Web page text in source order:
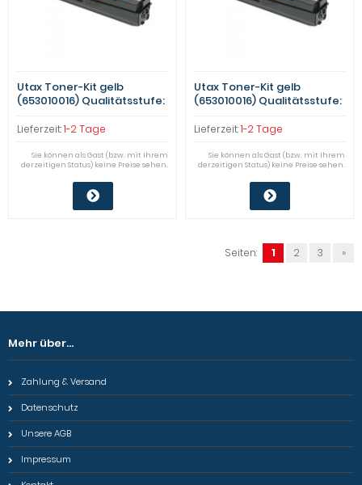
Utax Toner-Kit gelb
(653010016) Qualitätsstufe:
Lieferzeit:1-2 Tage
Sie können als Gast (bzw. mit Ihrem
derzeitigen Status) keine Preise sehen.
Utax Toner-Kit gelb
(653010016) Qualitätsstufe:
Lieferzeit:1-2 Tage
Sie können als Gast (bzw. mit Ihrem
derzeitigen Status) keine Preise sehen.
Seiten: 1 2 3 »
Mehr über...
Zahlung & Versand
Datenschutz
Unsere AGB
Impressum